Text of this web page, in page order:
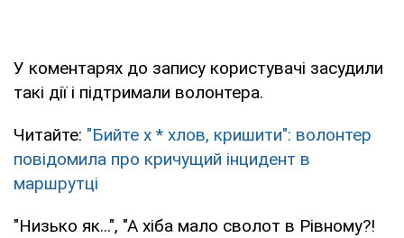
У коментарях до запису користувачі засудили
такі дії і підтримали волонтера.
Читайте: "Бийте х * хлов, кришити": волонтер
повідомила про кричущий інцидент в
маршрутці
"Низько як...", "А хіба мало сволот в Рівному?!